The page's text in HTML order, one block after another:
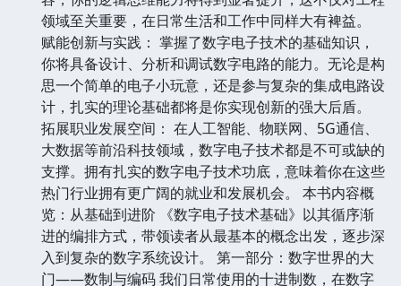
领域至关重要，在日常生活和工作中同样大有裨益。
赋能创新与实践： 掌握了数字电子技术的基础知识，
你将具备设计、分析和调试数字电路的能力。无论是构
思一个简单的电子小玩意，还是参与复杂的集成电路设
计，扎实的理论基础都将是你实现创新的强大后盾。
拓展职业发展空间： 在人工智能、物联网、5G通信、
大数据等前沿科技领域，数字电子技术都是不可或缺的
支撑。拥有扎实的数字电子技术功底，意味着你在这些
热门行业拥有更广阔的就业和发展机会。 本书内容概
览：从基础到进阶 《数字电子技术基础》以其循序渐
进的编排方式，带领读者从最基本的概念出发，逐步深
入到复杂的数字系统设计。 第一部分：数字世界的大
门——数制与编码 我们日常使用的十进制数，在数字